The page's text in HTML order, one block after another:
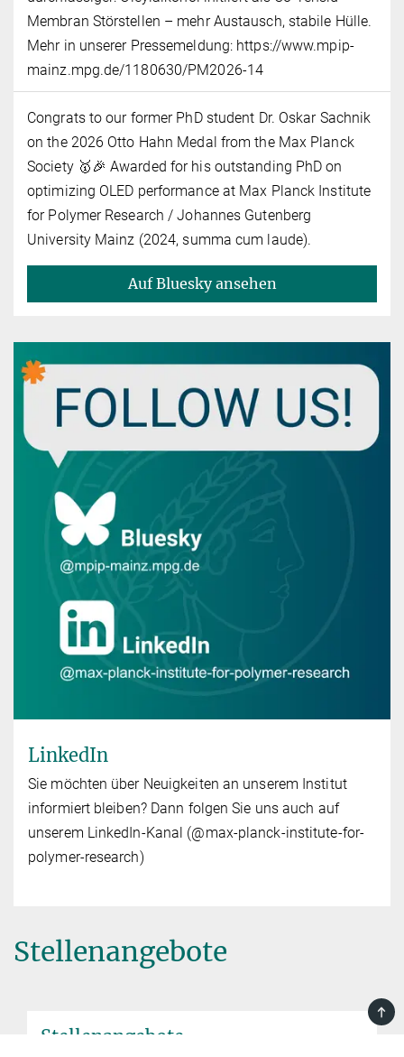
Membran Störstellen – mehr Austausch, stabile Hülle.
Mehr in unserer Pressemeldung: https://www.mpip-
mainz.mpg.de/1180630/PM2026-14
Congrats to our former PhD student Dr. Oskar Sachnik
on the 2026 Otto Hahn Medal from the Max Planck
Society 🥇🎉 Awarded for his outstanding PhD on
optimizing OLED performance at Max Planck Institute
for Polymer Research / Johannes Gutenberg
University Mainz (2024, summa cum laude).
Auf Bluesky ansehen
LinkedIn
Sie möchten über Neuigkeiten an unserem Institut
informiert bleiben? Dann folgen Sie uns auch auf
unserem LinkedIn-Kanal (@max-planck-institute-for-
polymer-research)
Stellenangebote
Stellenangebote
TOP